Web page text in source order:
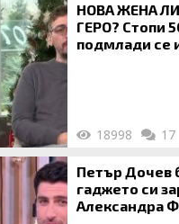
НОВА ЖЕНА
ГЕРО? Стопи
подмлади се
18998 17
Петър Дочев
гаджето си
Александра